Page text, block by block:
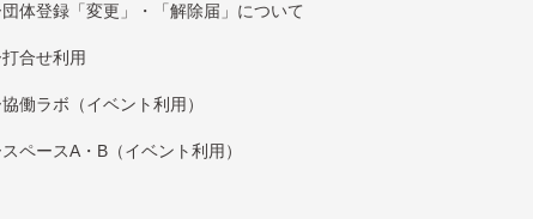
団体登録「変更」・「解除届」について
打合せ利用
協働ラボ（イベント利⽤）
スペースA・B（イベント利⽤）